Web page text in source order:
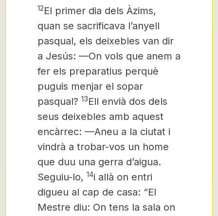
12El primer dia dels Àzims,
quan se sacrificava l’anyell
pasqual, els deixebles van dir
a Jesús: —On vols que anem a
fer els preparatius perquè
puguis menjar el sopar
pasqual? 13Ell envià dos dels
seus deixebles amb aquest
encàrrec: —Aneu a la ciutat i
vindrà a trobar-vos un home
que duu una gerra d’aigua.
Seguiu-lo, 14i allà on entri
digueu al cap de casa: “El
Mestre diu: On tens la sala on